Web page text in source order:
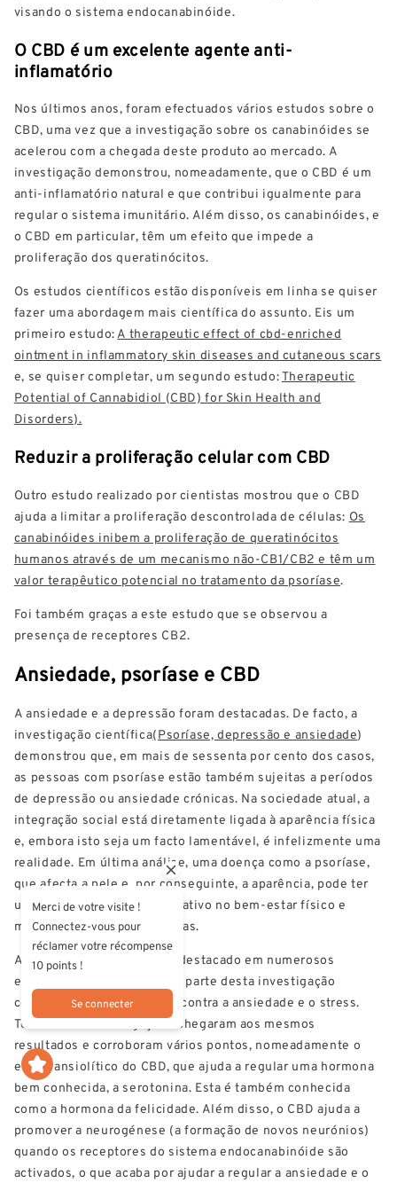
visando o sistema endocanabinóide.
O CBD é um excelente agente anti-
inflamatório
Nos últimos anos, foram efectuados vários estudos sobre o
CBD, uma vez que a investigação sobre os canabinóides se
acelerou com a chegada deste produto ao mercado. A
investigação demonstrou, nomeadamente, que o CBD é um
anti-inflamatório natural e que contribui igualmente para
regular o sistema imunitário. Além disso, os canabinóides, e
o CBD em particular, têm um efeito que impede a
proliferação dos queratinócitos.
Os estudos científicos estão disponíveis em linha se quiser
fazer uma abordagem mais científica do assunto. Eis um
primeiro estudo:A therapeutic effect of cbd-enriched
ointment in inflammatory skin diseases and cutaneous scars
e, se quiser completar, um segundo estudo:Therapeutic
Potential of Cannabidiol (CBD) for Skin Health and
Disorders).
Reduzir a proliferação celular com CBD
Outro estudo realizado por cientistas mostrou que o CBD
ajuda a limitar a proliferação descontrolada de células: Os
canabinóides inibem a proliferação de queratinócitos
humanos através de um mecanismo não-CB1/CB2 e têm um
valor terapêutico potencial no tratamento da psoríase.
Foi também graças a este estudo que se observou a
presença de receptores CB2.
Ansiedade, psoríase e CBD
A ansiedade e a depressão foram destacadas. De facto, a
investigação científica(Psoríase, depressão e ansiedade)
demonstrou que, em mais de sessenta por cento dos casos,
as pessoas com psoríase estão também sujeitas a períodos
de depressão ou ansiedade crónicas. Na sociedade atual, a
integração social está diretamente ligada à aparência física
e, embora isto seja um facto lamentável, é infelizmente uma
realidade. Em última análise, uma doença como a psoríase,
que afecta a pele e, por conseguinte, a aparência, pode ter
um impacto totalmente negativo no bem-estar físico e
mental das pessoas afectadas.
Até à data, o CBD tem sido destacado em numerosos
estudos científicos. Grande parte desta investigação
centrou-se na ação do CBD contra a ansiedade e o stress.
Todas estas investigações chegaram aos mesmos
resultados e corroboram vários pontos, nomeadamente o
efeito ansiolítico do CBD, que ajuda a regular uma hormona
bem conhecida, a serotonina. Esta é também conhecida
como a hormona da felicidade. Além disso, o CBD ajuda a
promover a neurogénese (a formação de novos neurónios)
quando os receptores do sistema endocanabinóide são
activados, o que acaba por ajudar a regular a ansiedade e o
Merci de votre visite !
Connectez-vous pour
réclamer votre récompense
10 points !
Se connecter